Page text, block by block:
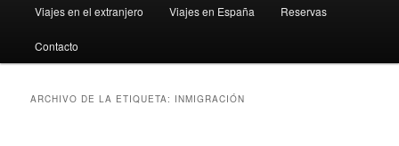
Viajes en el extranjero Viajes en España Reservas
Contacto
ARCHIVO DE LA ETIQUETA: INMIGRACIÓN